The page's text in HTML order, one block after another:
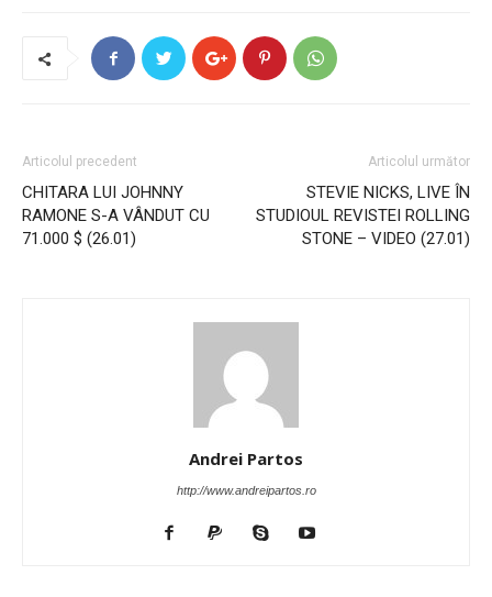
Articolul precedent
CHITARA LUI JOHNNY
RAMONE S-A VÂNDUT CU
71.000 $ (26.01)
Articolul următor
STEVIE NICKS, LIVE ÎN
STUDIOUL REVISTEI ROLLING
STONE – VIDEO (27.01)
Andrei Partos
http://www.andreipartos.ro